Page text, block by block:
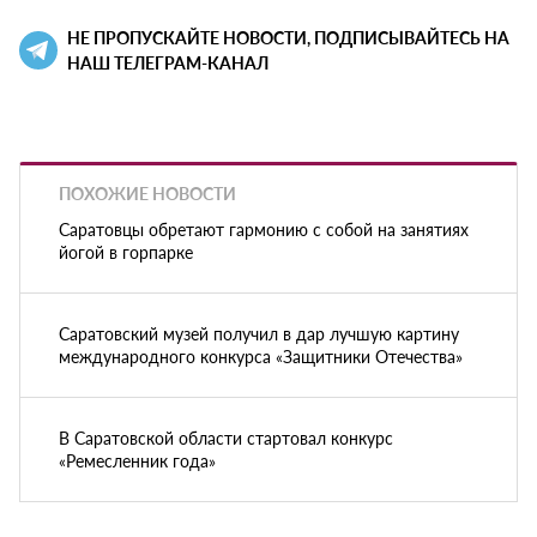
НЕ ПРОПУСКАЙТЕ НОВОСТИ, ПОДПИСЫВАЙТЕСЬ НА
НАШ ТЕЛЕГРАМ-КАНАЛ
ПОХОЖИЕ НОВОСТИ
Саратовцы обретают гармонию с собой на занятиях
йогой в горпарке
Саратовский музей получил в дар лучшую картину
международного конкурса «Защитники Отечества»
В Саратовской области стартовал конкурс
«Ремесленник года»